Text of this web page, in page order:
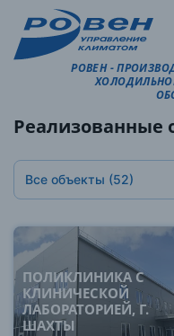
РОВЕН -
Реализованные
Все объекты (52)
ПОЛИКЛИНИКА С
КЛИНИЧЕСКОЙ
ЛАБОРАТОРИЕЙ, Г.
ШАХТЫ